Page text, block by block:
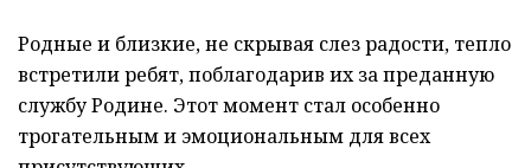
Родные и близкие, не скрывая слез радости, тепло
встретили ребят, поблагодарив их за преданную
службу Родине. Этот момент стал особенно
трогательным и эмоциональным для всех